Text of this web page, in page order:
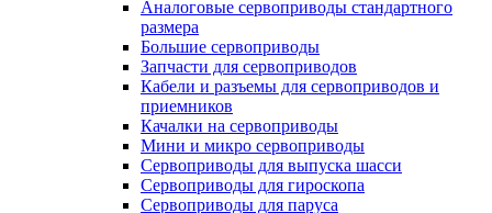
Аналоговые сервоприводы стандартного
размера
Большие сервоприводы
Запчасти для сервоприводов
Кабели и разъемы для сервоприводов и
приемников
Качалки на сервоприводы
Мини и микро сервоприводы
Сервоприводы для выпуска шасси
Сервоприводы для гироскопа
Сервоприводы для паруса